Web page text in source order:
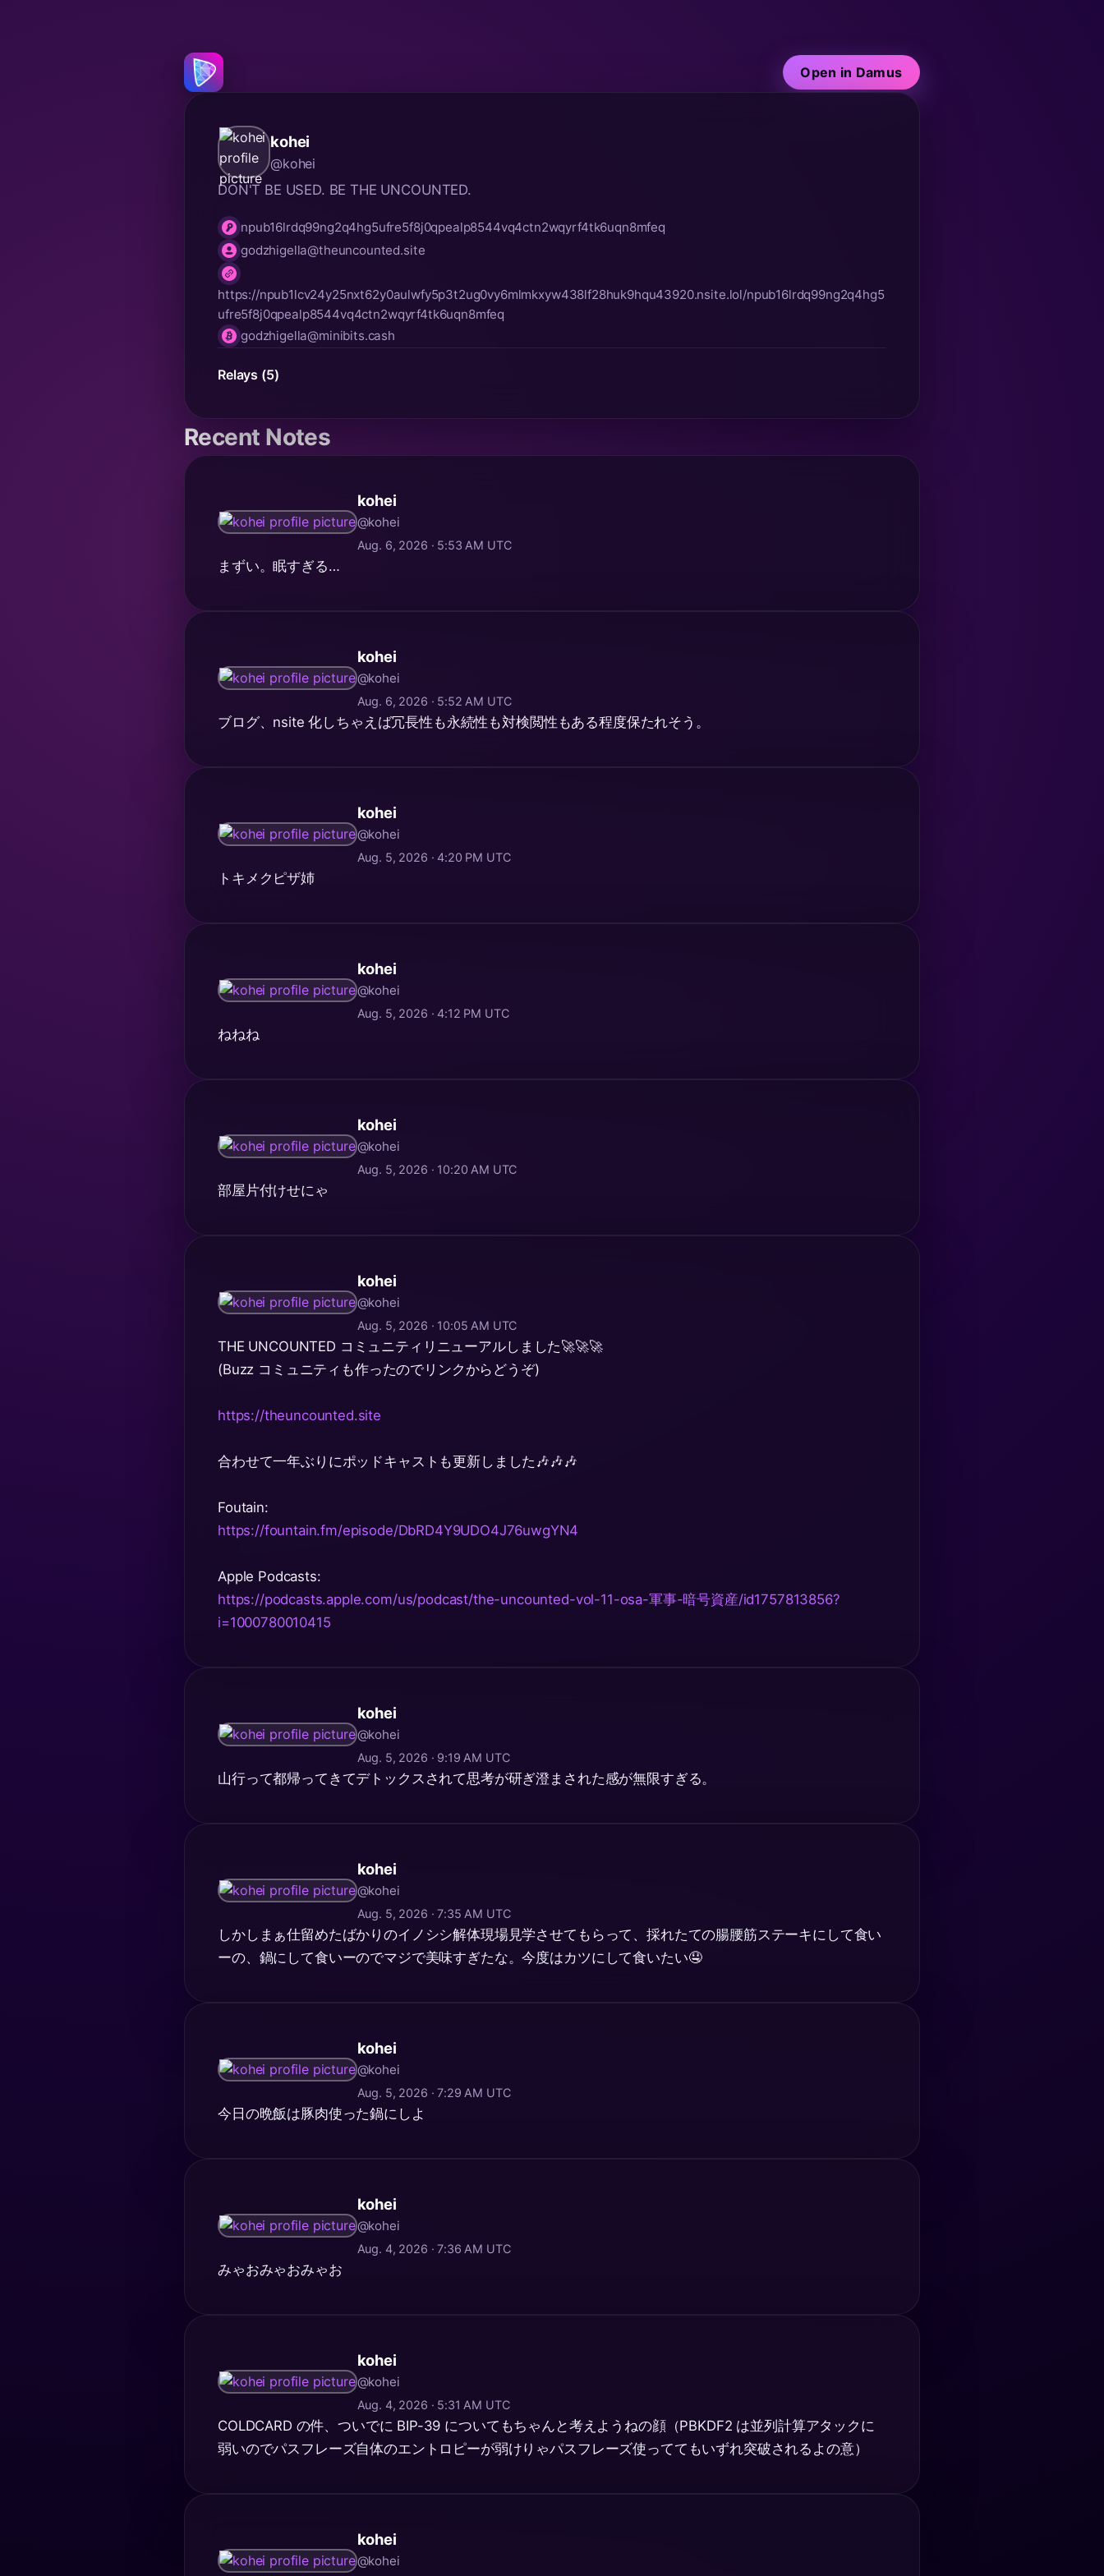
Open in Damus
kohei
@kohei
DON'T BE USED. BE THE UNCOUNTED.
npub16lrdq99ng2q4hg5ufre5f8j0qpealp8544vq4ctn2wqyrf4tk6uqn8mfeq
npub
godzhigella@theuncounted.site
nip05
https://npub1lcv24y25nxt62y0aulwfy5p3t2ug0vy6mlmkxyw438lf28huk9hqu43920.nsite.lol/npub16lrdq99ng2q4hg5
ufre5f8j0qpealp8544vq4ctn2wqyrf4tk6uqn8mfeq
website
godzhigella@minibits.cash
lnurl
Relays (5)
Recent Notes
kohei
@kohei
Aug. 6, 2026 · 5:53 AM UTC
まずい。眠すぎる…
kohei
@kohei
Aug. 6, 2026 · 5:52 AM UTC
ブログ、nsite 化しちゃえば冗長性も永続性も対検閲性もある程度保たれそう。
kohei
@kohei
Aug. 5, 2026 · 4:20 PM UTC
トキメクピザ姉
kohei
@kohei
Aug. 5, 2026 · 4:12 PM UTC
ねねね
kohei
@kohei
Aug. 5, 2026 · 10:20 AM UTC
部屋片付けせにゃ
kohei
@kohei
Aug. 5, 2026 · 10:05 AM UTC
THE UNCOUNTED コミュニティリニューアルしました🚀🚀🚀
(Buzz コミュニティも作ったのでリンクからどうぞ)
https://theuncounted.site
合わせて一年ぶりにポッドキャストも更新しました🎶🎶🎶
Foutain:
https://fountain.fm/episode/DbRD4Y9UDO4J76uwgYN4
Apple Podcasts:
https://podcasts.apple.com/us/podcast/the-uncounted-vol-11-osa-軍事-暗号資産/id1757813856?
i=1000780010415
kohei
@kohei
Aug. 5, 2026 · 9:19 AM UTC
山行って都帰ってきてデトックスされて思考が研ぎ澄まされた感が無限すぎる。
kohei
@kohei
Aug. 5, 2026 · 7:35 AM UTC
しかしまぁ仕留めたばかりのイノシシ解体現場見学させてもらって、採れたての腸腰筋ステーキにして食い
ーの、鍋にして食いーのでマジで美味すぎたな。今度はカツにして食いたい🤤
kohei
@kohei
Aug. 5, 2026 · 7:29 AM UTC
今日の晩飯は豚肉使った鍋にしよ
kohei
@kohei
Aug. 4, 2026 · 7:36 AM UTC
みゃおみゃおみゃお
kohei
@kohei
Aug. 4, 2026 · 5:31 AM UTC
COLDCARD の件、ついでに BIP-39 についてもちゃんと考えようねの顔（PBKDF2 は並列計算アタックに
弱いのでパスフレーズ自体のエントロピーが弱けりゃパスフレーズ使っててもいずれ突破されるよの意）
kohei
@kohei